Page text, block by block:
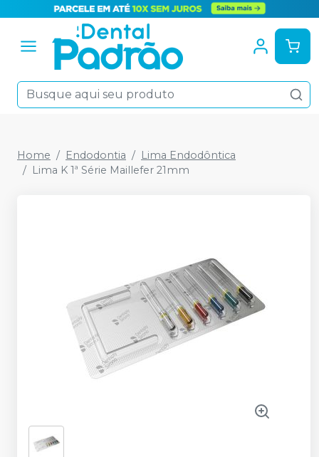
Home Endodontia
Lima Endodôntica
Lima K 1ª Série Maillefer 21mm